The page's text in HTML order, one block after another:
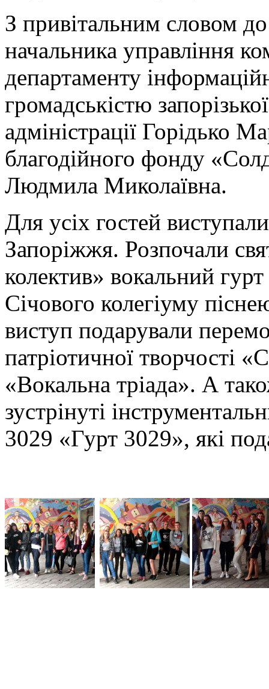
З привітальним словом
начальника управління
департаменту
громадськістю
адміністрації Горідько
благодійного фонду
Людмила Миколаївна.
Для усіх гостей
Запоріжжя. Розпочали
колектив» вокальний гурт
Січового колегіуму
виступ подарували
патріотичної творчості
«Вокальна тріада». А
зустрінуті
3029 «Гурт 3029», які